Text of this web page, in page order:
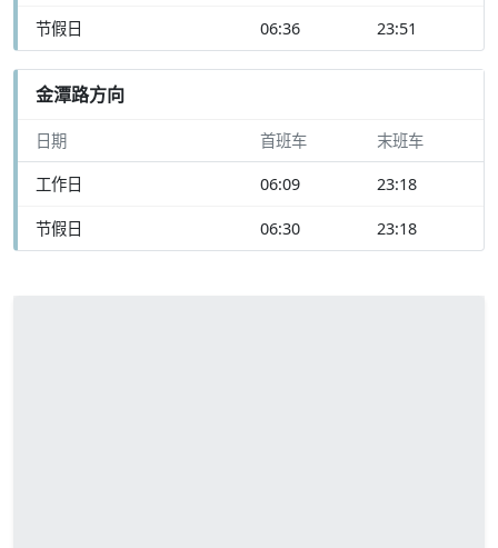
节假日 06:36 23:51
金潭路方向
日期 首班车 末班车
工作日 06:09 23:18
节假日 06:30 23:18